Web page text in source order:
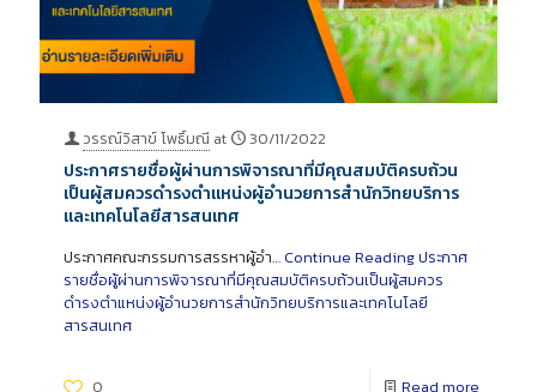
วรรณ์วิสาข์ โพธิ์มณี at 30/11/2022
ประกาศรายชื่อผู้ผ่านการพิจารณาที่มีคุณสมบัติครบถ้วน
เป็นผู้สมควรดำรงตำแหน่งผู้อำนวยการสำนักวิทยบริการ
และเทคโนโลยีสารสนเทศ
ประกาศคณะกรรมการสรรหาผู้อำ… Continue Readingประกาศ
รายชื่อผู้ผ่านการพิจารณาที่มีคุณสมบัติครบถ้วนเป็นผู้สมควร
ดำรงตำแหน่งผู้อำนวยการสำนักวิทยบริการและเทคโนโลยี
สารสนเทศ
0 Read more